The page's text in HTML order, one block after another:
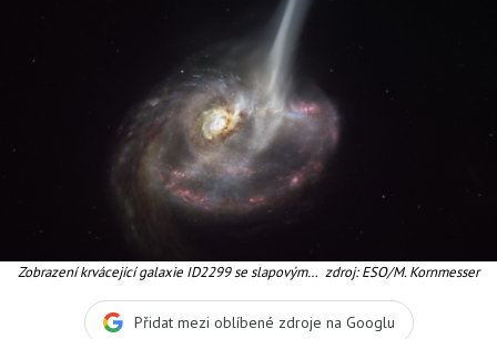
Zobrazení krvácející galaxie ID2299 se slapovým
zdroj: ESO/M. Kornmesser
Přidat mezi oblíbené zdroje na Googlu